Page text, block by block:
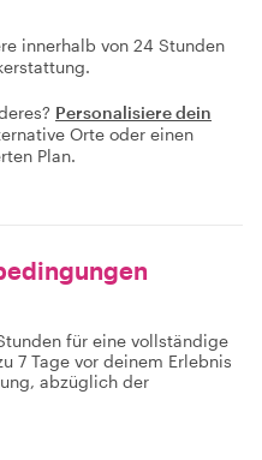
innerhalb von 24 Stunden
Personalisiere dein
Orte oder einen
Plan.
für eine vollständige
7 Tage vor deinem Erlebnis
abzüglich der